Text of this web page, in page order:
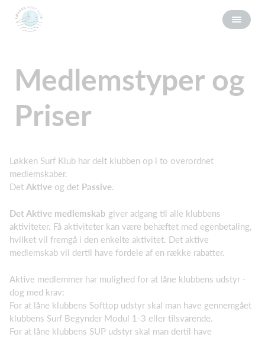
Medlemstyper og
Priser
Løkken Surf Klub har delt klubben op i to overordnet
medlemskaber.
Det Aktive og det Passive.
Det Aktive medlemskab giver adgang til alle klubbens
aktiviteter. Få aktiviteter kan være behæftet med egenbetaling,
hvilket vil fremgå i den enkelte aktivitet. Det aktive
medlemskab vil dertil have fordele af en række rabatter.
Aktive medlemmer har mulighed for at låne klubbens udstyr -
dog med krav:
For at låne klubbens Softtop udstyr skal man have gennemgået
klubbens Surf Begynder Modul 1-3 eller tilsvarende.
For at låne klubbens SUP udstyr skal man dertil have